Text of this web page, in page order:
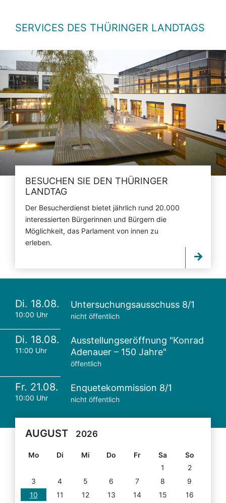
SERVICES DES THÜRINGER LANDTAGS
BESUCHEN SIE DEN THÜRINGER
LANDTAG
Der Besucherdienst bietet jährlich rund 20.000
interessierten Bürgerinnen und Bürgern die
Möglichkeit, das Parlament von innen zu
erleben.
Di. 18.08.
10:00 Uhr
Untersuchungsausschuss 8/1
nicht öffentlich
Di. 18.08.
11:00 Uhr
Ausstellungseröffnung "Konrad
Adenauer – 150 Jahre"
öffentlich
Fr. 21.08.
10:00 Uhr
Enquetekommission 8/1
nicht öffentlich
AUGUST 2026
Mo Di Mi Do Fr Sa
So
1
2
3
4 5 6 7 8
9
10
11 12 13 14 15
16